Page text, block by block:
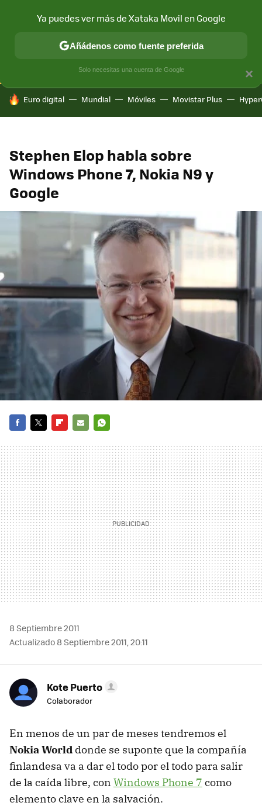
CONECTIVIDAD MÓVIL Y SOCIEDAD APLICACIONES
HOY SE HABLA DE
Euro digital Mundial Móviles Movistar Plus
Stephen Elop habla sobre
Windows Phone 7, Nokia N9 y
Google
MAIL
8 Septiembre 2011
Actualizado 8 Septiembre 2011, 20:11
Kote Puerto
Colaborador
En menos de un par de meses tendremos el
Nokia World donde se suponte que la compañía
finlandesa va a dar el todo por el todo para salir
de la caída libre, con Windows Phone 7 como
elemento clave en la salvación.
×
Ya puedes ver más de Xataka Movil en Google
Añádenos como fuente preferida
Solo necesitas una cuenta de Google